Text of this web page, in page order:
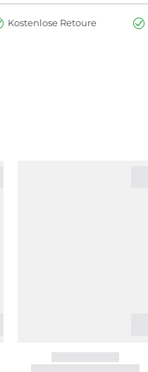
Kostenlose Retoure